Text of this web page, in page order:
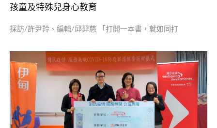
孩童及特殊兒身心教育
採訪/許尹羚、編輯/邱羿慈 「打開一本書，就如同打